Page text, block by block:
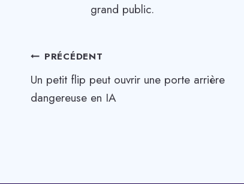
grand public.
Navigation
de
l’article
PRÉCÉDENT
Un petit flip peut ouvrir une porte arrière
dangereuse en IA